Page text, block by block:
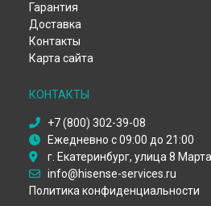
Hisense в
Замена платы обработки
Hisense в
Замена платы обработки
Замена платы обработки
Замена платы обработки
Hisense вЯрославле
Замена платы обработки
Hisense вСаратове
Замена платы обработки
Гарантия
Доставка
Контакты
Карта сайта
КОНТАКТЫ
+7 (800) 302-39-08
Ежедневно с 09:00 до 21:00
г. Екатеринбург, улица 8
info@hisense-services.ru
Политика конфиденциальности